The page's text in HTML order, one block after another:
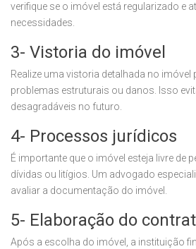
verifique se o imóvel está regularizado e
necessidades.
3- Vistoria do imóvel
Realize uma vistoria detalhada no
problemas estruturais ou danos. Isso
desagradáveis no futuro.
4- Processos jurídicos
É importante que o imóvel esteja livre de
dívidas ou litígios. Um advogado
avaliar a documentação do imóvel.
5- Elaboração do
Após a escolha do imóvel, a instituição